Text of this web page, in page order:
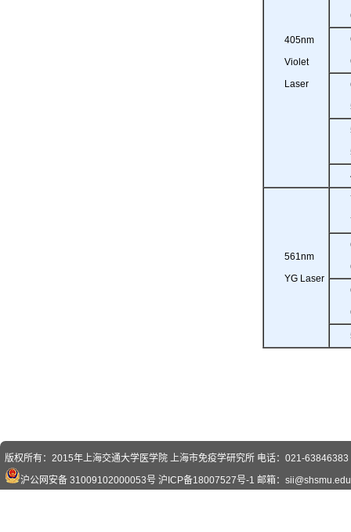
405nm
Violet
Laser
561nm
YG Laser
版权所有：2015年上海交通大学医学院 上海市免疫学研究所 电话：021-
沪公网安备 31009102000053号 沪ICP备18007527号-1 邮箱：